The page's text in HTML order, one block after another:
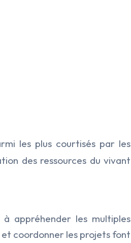
les plus courtisés par les
des ressources du vivant
appréhender les multiples
et coordonner les projets font